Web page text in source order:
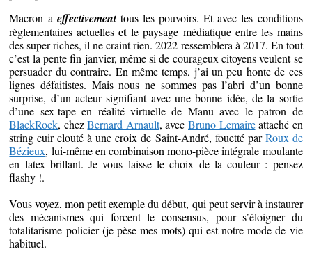
Macron a effectivement tous les pouvoirs. Et avec les conditions
règlementaires actuellesetle paysage médiatique entre les mains
des super-riches, il ne craint rien. 2022 ressemblera à 2017. En tout
c’est la pente fin janvier, même si de courageux citoyens veulent se
persuader du contraire. En même temps, j’ai un peu honte de ces
lignes défaitistes. Mais nous ne sommes pas l’abri d’un bonne
surprise, d’un acteur signifiant avec une bonne idée, de la sortie
d’une sex-tape en réalité virtuelle de Manu avec le patron de
BlackRock, chezBernard Arnault, avecBruno Lemaireattaché en
string cuir clouté à une croix de Saint-André, fouetté parRoux de
Bézieux, lui-même en combinaison mono-pièce intégrale moulante
en latex brillant. Je vous laisse le choix de la couleur : pensez
flashy !.
Vous voyez, mon petit exemple du début, qui peut servir à instaurer
des mécanismes qui forcent le consensus, pour s’éloigner du
totalitarisme policier (je pèse mes mots) qui est notre mode de vie
habituel.